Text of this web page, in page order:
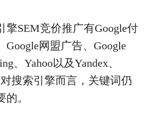
擎SEM竞价推广有Google付
Google网盟广告、Google
、Yahoo以及Yandex、
搜索引擎而言，关键词仍
。